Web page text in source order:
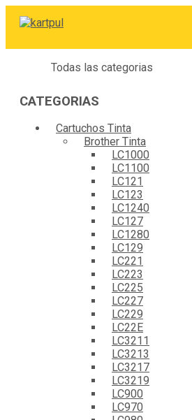
Todas las categorias
CATEGORIAS
Cartuchos Tinta
Brother Tinta
LC1000
LC1100
LC121
LC123
LC1240
LC127
LC1280
LC129
LC221
LC223
LC225
LC227
LC229
LC22E
LC3211
LC3213
LC3217
LC3219
LC900
LC970